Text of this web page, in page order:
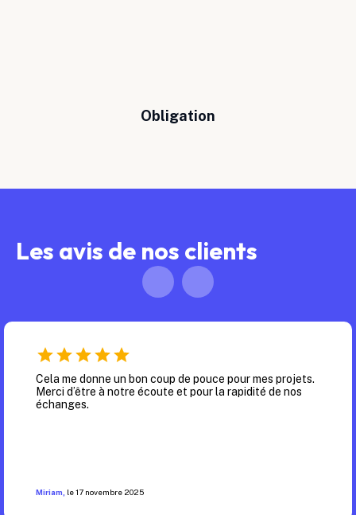
Obligation
Les avis de nos clients
Cela me donne un bon coup de pouce pour mes projets.
Merci d’être à notre écoute et pour la rapidité de nos
échanges.
Miriam le17 novembre 2025